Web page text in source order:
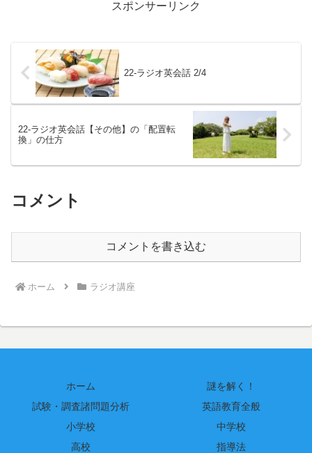
スポンサーリンク
22-ラジオ英会話 2/4
22-ラジオ英会話【その他】の「配置転
換」の仕方
コメント
コメントを書き込む
ホーム ラジオ講座
ホーム
謎を解く！
試験・調査諸問題分析
英語教育全般
小学校
中学校
高校
指導法